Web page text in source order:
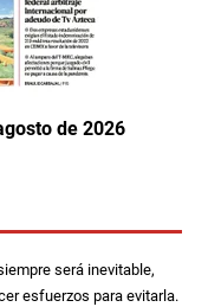
de 2026
será inevitable,
esfuerzos para evitarla.